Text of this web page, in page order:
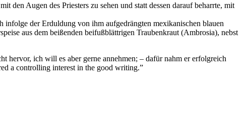
den Augen des Priesters zu sehen und statt dessen darauf beharrte, mit
der Erduldung von ihm aufgedrängten mexikanischen blauen
aus dem beißenden beifußblättrigen Traubenkraut (Ambrosia), nebst
hervor, ich will es aber gerne annehmen; – dafür nahm er erfolgreich
a controlling interest in the good writing.”